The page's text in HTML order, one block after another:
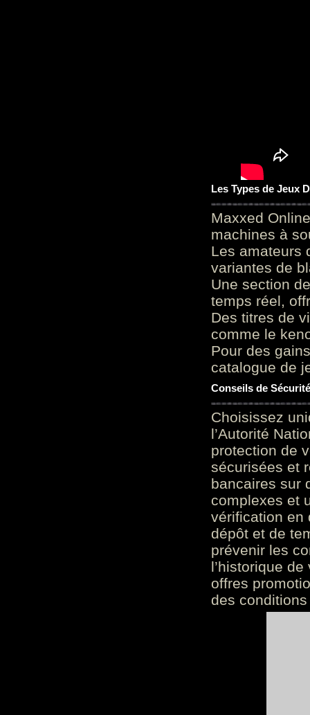
Les Types de Jeux
Maxxed
machines à
Les amateurs
variantes de
Une section
temps réel,
Des titres de
comme le
Pour des
catalogue de
Conseils de
Choisissez
l’Autorité
protection de
sécurisées et
bancaires sur
complexes et
vérification en
dépôt et de
prévenir les
l’historique
offres
des